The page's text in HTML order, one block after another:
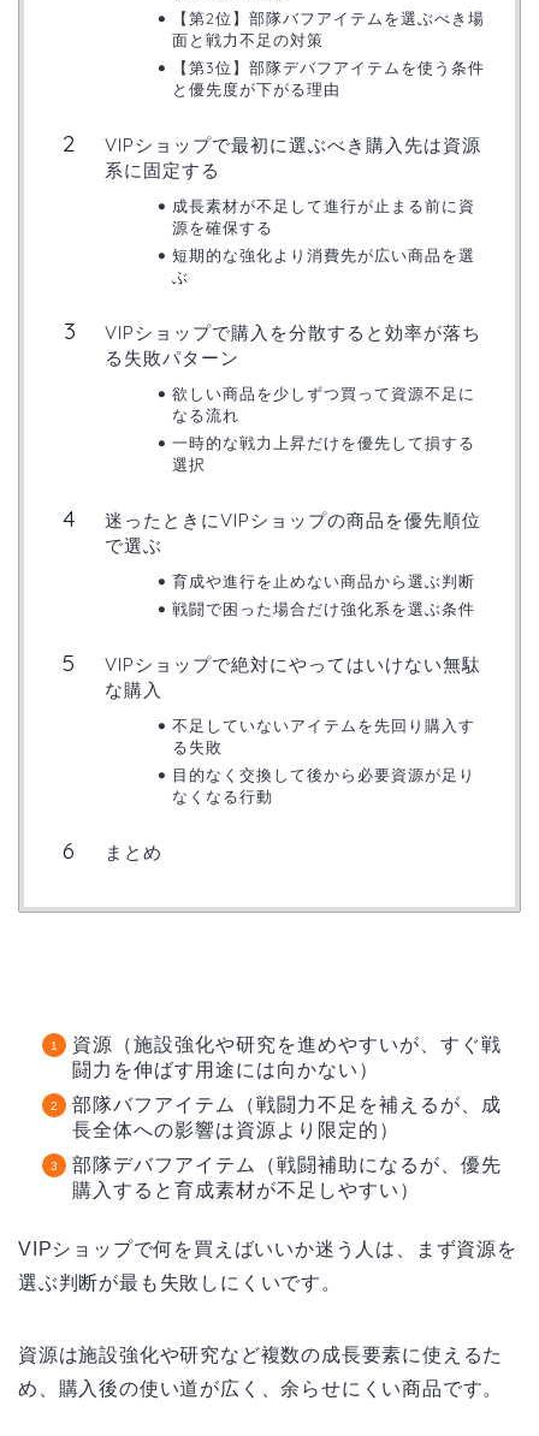
【第2位】部隊バフアイテムを選ぶべき場
面と戦力不足の対策
【第3位】部隊デバフアイテムを使う条件
と優先度が下がる理由
VIPショップで最初に選ぶべき購入先は資源
系に固定する
成長素材が不足して進行が止まる前に資
源を確保する
短期的な強化より消費先が広い商品を選
ぶ
VIPショップで購入を分散すると効率が落ち
る失敗パターン
欲しい商品を少しずつ買って資源不足に
なる流れ
一時的な戦力上昇だけを優先して損する
選択
迷ったときにVIPショップの商品を優先順位
で選ぶ
育成や進行を止めない商品から選ぶ判断
戦闘で困った場合だけ強化系を選ぶ条件
VIPショップで絶対にやってはいけない無駄
な購入
不足していないアイテムを先回り購入す
る失敗
目的なく交換して後から必要資源が足り
なくなる行動
まとめ
資源（施設強化や研究を進めやすいが、すぐ戦
闘力を伸ばす用途には向かない）
部隊バフアイテム（戦闘力不足を補えるが、成
長全体への影響は資源より限定的）
部隊デバフアイテム（戦闘補助になるが、優先
購入すると育成素材が不足しやすい）
VIPショップで何を買えばいいか迷う人は、まず資源を
選ぶ判断が最も失敗しにくいです。
資源は施設強化や研究など複数の成長要素に使えるた
め、購入後の使い道が広く、余らせにくい商品です。